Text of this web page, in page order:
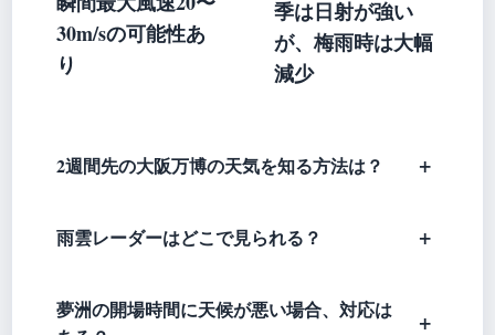
30m/sの可能性あ
り
季は日射が強い
が、梅雨時は大幅
減少
2週間先の大阪万博の天気を知る方法は？
雨雲レーダーはどこで見られる？
夢洲の開場時間に天候が悪い場合、対応は